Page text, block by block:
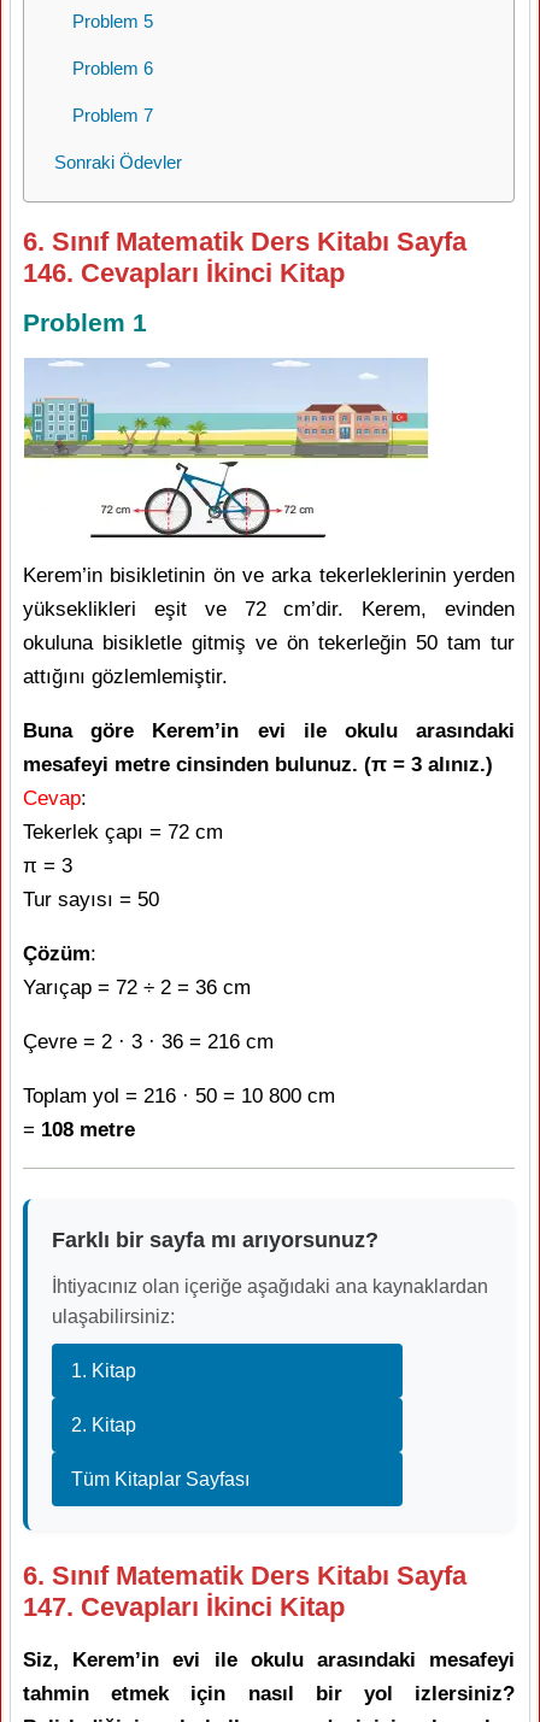
Problem 5
Problem 6
Problem 7
Sonraki Ödevler
6. Sınıf Matematik Ders Kitabı Sayfa
146. Cevapları İkinci Kitap
Problem 1
Kerem’in bisikletinin ön ve arka tekerleklerinin yerden
yükseklikleri eşit ve 72 cm’dir. Kerem, evinden
okuluna bisikletle gitmiş ve ön tekerleğin 50 tam tur
attığını gözlemlemiştir.
Buna göre Kerem’in evi ile okulu arasındaki
mesafeyi metre cinsinden bulunuz. (π = 3 alınız.)
Cevap:
Tekerlek çapı = 72 cm
π = 3
Tur sayısı = 50
Çözüm:
Yarıçap = 72 ÷ 2 = 36 cm
Çevre = 2 · 3 · 36 = 216 cm
Toplam yol = 216 · 50 = 10 800 cm
= 108 metre
Farklı bir sayfa mı arıyorsunuz?
İhtiyacınız olan içeriğe aşağıdaki ana kaynaklardan
ulaşabilirsiniz:
1. Kitap
2. Kitap
Tüm Kitaplar Sayfası
6. Sınıf Matematik Ders Kitabı Sayfa
147. Cevapları İkinci Kitap
Siz, Kerem’in evi ile okulu arasındaki mesafeyi
tahmin etmek için nasıl bir yol izlersiniz?